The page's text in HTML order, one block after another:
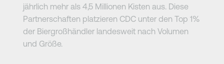
jährlich mehr als 4,5 Millionen Kisten aus. Diese
Partnerschaften platzieren CDC unter den Top 1%
der Biergroßhändler landesweit nach Volumen
und Größe.